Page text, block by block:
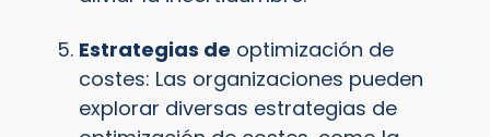
Estrategias de optimización de
costes: Las organizaciones pueden
explorar diversas estrategias de